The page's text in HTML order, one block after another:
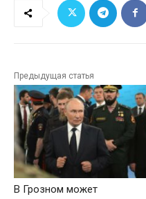
Предыдущая статья
В Грозном может